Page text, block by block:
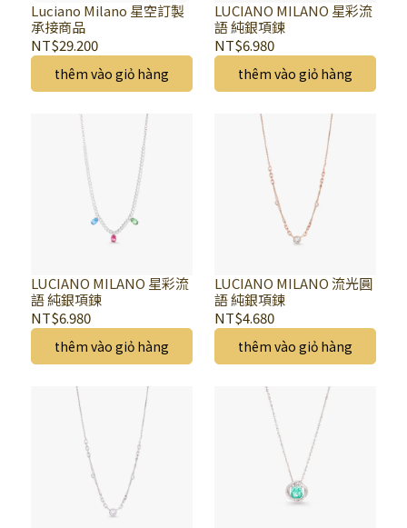
Luciano Milano 星空訂製
承接商品
NT$29.200
thêm vào giỏ hàng
LUCIANO MILANO 星彩流
語 純銀項鍊
NT$6.980
thêm vào giỏ hàng
LUCIANO MILANO 星彩流
語 純銀項鍊
NT$6.980
thêm vào giỏ hàng
LUCIANO MILANO 流光圓
語 純銀項鍊
NT$4.680
thêm vào giỏ hàng